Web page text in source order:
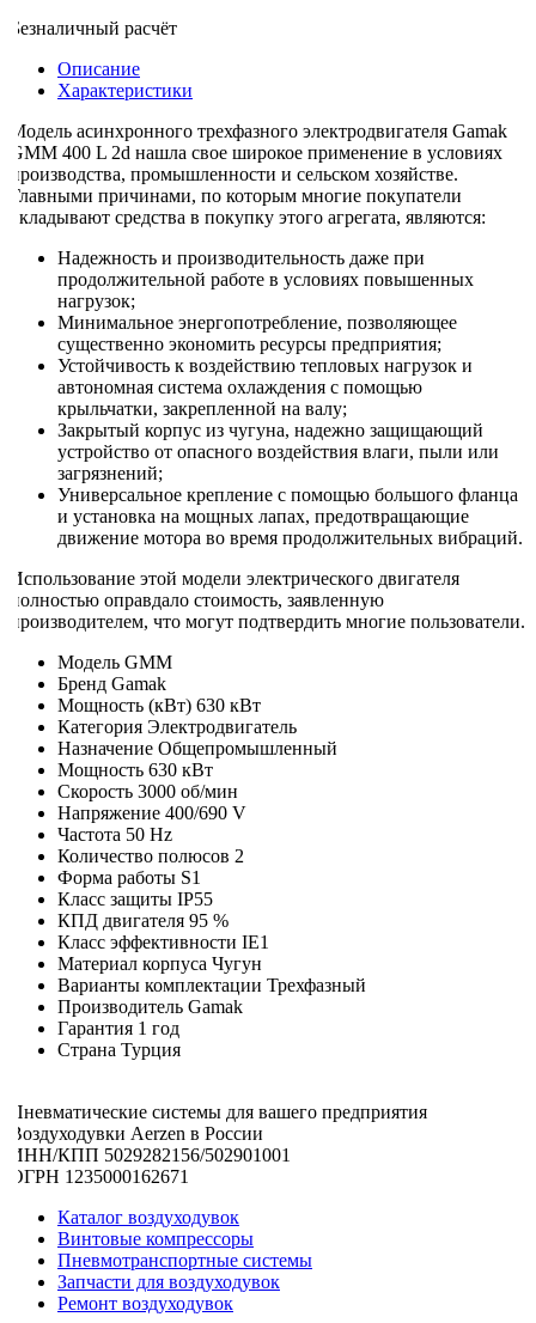
расчёт
Описание
Характеристики
асинхронного трехфазного электродвигателя Gamak
400 L 2d нашла свое широкое применение в условиях
промышленности и сельском хозяйстве.
причинами, по которым многие покупатели
средства в покупку этого агрегата, являются:
Надежность и производительность даже при
продолжительной работе в условиях повышенных
нагрузок;
Минимальное энергопотребление, позволяющее
существенно экономить ресурсы предприятия;
Устойчивость к воздействию тепловых нагрузок и
автономная система охлаждения с помощью
крыльчатки, закрепленной на валу;
Закрытый корпус из чугуна, надежно защищающий
устройство от опасного воздействия влаги, пыли или
загрязнений;
Универсальное крепление с помощью большого фланца
и установка на мощных лапах, предотвращающие
движение мотора во время продолжительных вибраций.
этой модели электрического двигателя
оправдало стоимость, заявленную
что могут подтвердить многие пользователи.
Модель GMM
Бренд Gamak
Мощность (кВт) 630 кВт
Категория Электродвигатель
Назначение Общепромышленный
Мощность 630 кВт
Скорость 3000 об/мин
Напряжение 400/690 V
Частота 50 Hz
Количество полюсов 2
Форма работы S1
Класс защиты IP55
КПД двигателя 95 %
Класс эффективности IE1
Материал корпуса Чугун
Варианты комплектации Трехфазный
Производитель Gamak
Гарантия 1 год
Страна Турция
системы для вашего предприятия
Aerzen в России
КПП 5029282156/502901001
1235000162671
Каталог воздуходувок
Винтовые компрессоры
Пневмотранспортные системы
Запчасти для воздуходувок
Ремонт воздуходувок